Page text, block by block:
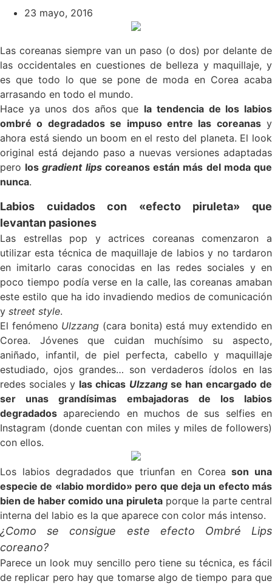
23 mayo, 2016
Las coreanas siempre van un paso (o dos) por delante de
las occidentales en cuestiones de belleza y maquillaje, y
es que todo lo que se pone de moda en Corea acaba
arrasando en todo el mundo.
Hace ya unos dos años que la tendencia de los labios
ombré o degradados se impuso entre las coreanasy
ahora está siendo un boom en el resto del planeta. El look
original está dejando paso a nuevas versiones adaptadas
pero losgradient lipscoreanos están más del moda que
nunca.
Labios cuidados con «efecto piruleta» que
levantan pasiones
Las estrellas pop y actrices coreanas comenzaron a
utilizar esta técnica de maquillaje de labios y no tardaron
en imitarlo caras conocidas en las redes sociales y en
poco tiempo podía verse en la calle, las coreanas amaban
este estilo que ha ido invadiendo medios de comunicación
y street style.
El fenómeno Ulzzang (cara bonita) está muy extendido en
Corea. Jóvenes que cuidan muchísimo su aspecto,
aniñado, infantil, de piel perfecta, cabello y maquillaje
estudiado, ojos grandes… son verdaderos ídolos en las
redes sociales y las chicas Ulzzangse han encargado de
ser unas grandísimas embajadoras de los labios
degradados apareciendo en muchos de sus selfies en
Instagram (donde cuentan con miles y miles de followers)
con ellos.
Los labios degradados que triunfan en Coreason una
especie de «labio mordido» pero que deja un efecto más
bien de haber comido una piruletaporque la parte central
interna del labio es la que aparece con color más intenso.
¿Como se consigue este efecto Ombré Lips
coreano?
Parece un look muy sencillo pero tiene su técnica, es fácil
de replicar pero hay que tomarse algo de tiempo para que